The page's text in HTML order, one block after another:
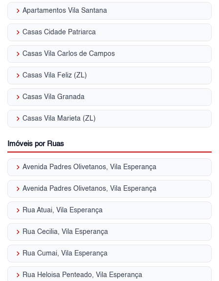
keyboard_arrow_right Apartamentos Vila Santana
keyboard_arrow_right Casas Cidade Patriarca
keyboard_arrow_right Casas Vila Carlos de Campos
keyboard_arrow_right Casas Vila Feliz (ZL)
keyboard_arrow_right Casas Vila Granada
keyboard_arrow_right Casas Vila Marieta (ZL)
Imóveis por Ruas
keyboard_arrow_right Avenida Padres Olivetanos, Vila Esperança
keyboard_arrow_right Avenida Padres Olivetanos, Vila Esperança
keyboard_arrow_right Rua Atuai, Vila Esperança
keyboard_arrow_right Rua Cecilia, Vila Esperança
keyboard_arrow_right Rua Cumai, Vila Esperança
keyboard_arrow_right Rua Heloisa Penteado, Vila Esperança